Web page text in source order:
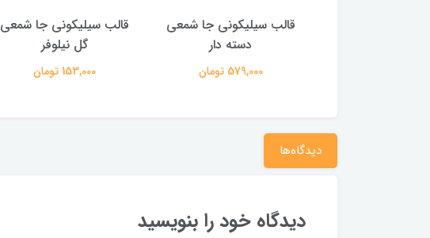
قالب سیلیکونی جا شمعی
دسته دار
579,000 تومان
قالب سیلیکونی جا شمعی
گل نیلوفر
153,000 تومان
دیدگاه‌ها
دیدگاه خود را بنویسید